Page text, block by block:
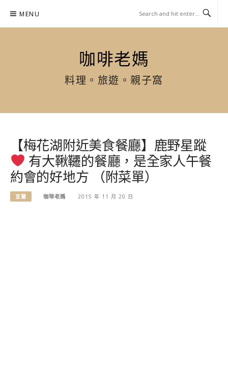
content
MENU
咖啡老媽
料理。旅遊。親子窩
【梅花湖附近美食餐廳】鹿野星蹤
有大鞦韆的餐廳，是全家人午餐
約會的好地方 （附菜單）
宜蘭 咖啡老媽 2015 年 11 月 20 日